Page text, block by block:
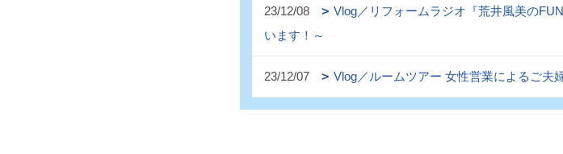
23/12/08
Vlog／リフォームラジオ『荒井風美の
います！～
23/12/07 Vlog／ルームツアー 女性営業によるご夫